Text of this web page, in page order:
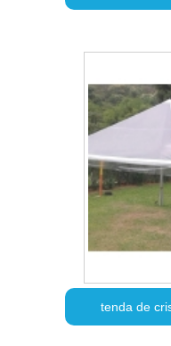
tenda de